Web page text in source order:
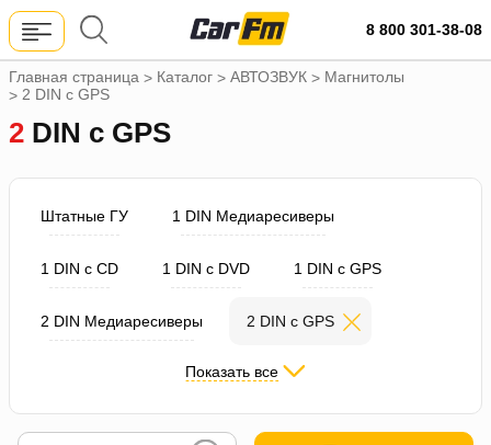
8 800 301-38-08
Главная страница > Каталог > АВТОЗВУК > Магнитолы
> 2 DIN с GPS
2 DIN с GPS
Штатные ГУ 1 DIN Медиаресиверы
1 DIN с CD 1 DIN с DVD 1 DIN с GPS
2 DIN Медиаресиверы 2 DIN с GPS
NAVI / Магнитолы 9"-13"
Показать все